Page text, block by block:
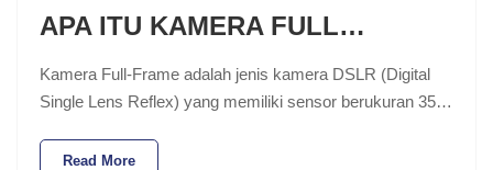
APA ITU KAMERA FULL…
Kamera Full-Frame adalah jenis kamera DSLR (Digital
Single Lens Reflex) yang memiliki sensor berukuran 35…
Read More